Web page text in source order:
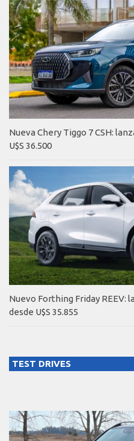
Nueva Chery Tiggo 7 CSH:
U$S 36.500
Nuevo Forthing Friday REEV:
desde U$S 35.855
TEST DRIVES